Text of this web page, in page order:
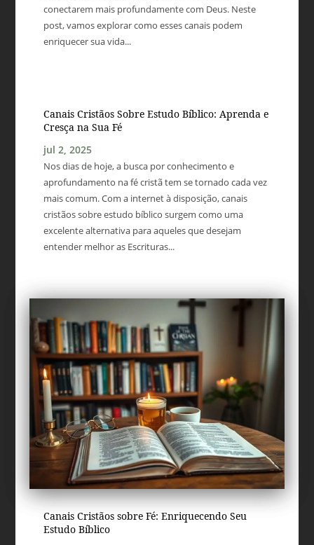
conectarem mais profundamente com Deus. Neste
post, vamos explorar como esses canais podem
enriquecer sua vida...
Canais Cristãos Sobre Estudo Bíblico: Aprenda e
Cresça na Sua Fé
jul 2, 2025
Nos dias de hoje, a busca por conhecimento e
aprofundamento na fé cristã tem se tornado cada vez
mais comum. Com a internet à disposição, canais
cristãos sobre estudo bíblico surgem como uma
excelente alternativa para aqueles que desejam
entender melhor as Escrituras...
Canais Cristãos sobre Fé: Enriquecendo Seu
Estudo Bíblico